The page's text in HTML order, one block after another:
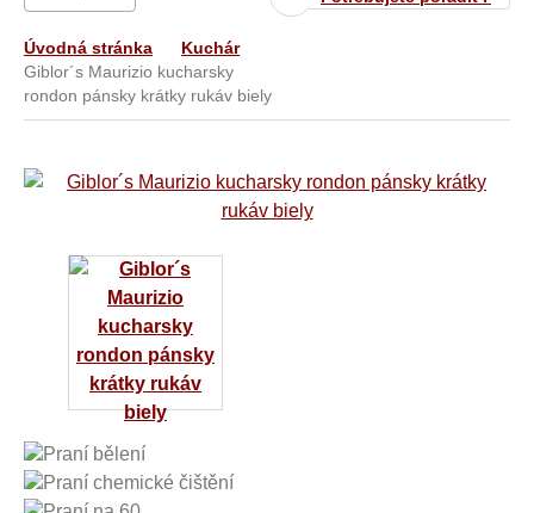
Úvodná stránka
Kuchár
Giblor´s Maurizio kucharsky
rondon pánsky krátky rukáv biely
Praní bělení
Praní chemické čištění